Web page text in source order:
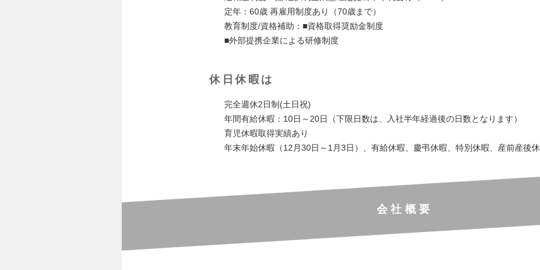
定年：60歳 再雇用制度あり（70歳まで）
教育制度/資格補助：■資格取得奨励金制度
■外部提携企業による研修制度
休日休暇は
完全週休2日制(土日祝)
年間有給休暇：10日～20日（下限日数は、入社半年経過後の日数となります）
育児休暇取得実績あり
年末年始休暇（12月30日～1月3日）、有給休暇、慶弔休暇、特別休暇、産前産後
会社概要